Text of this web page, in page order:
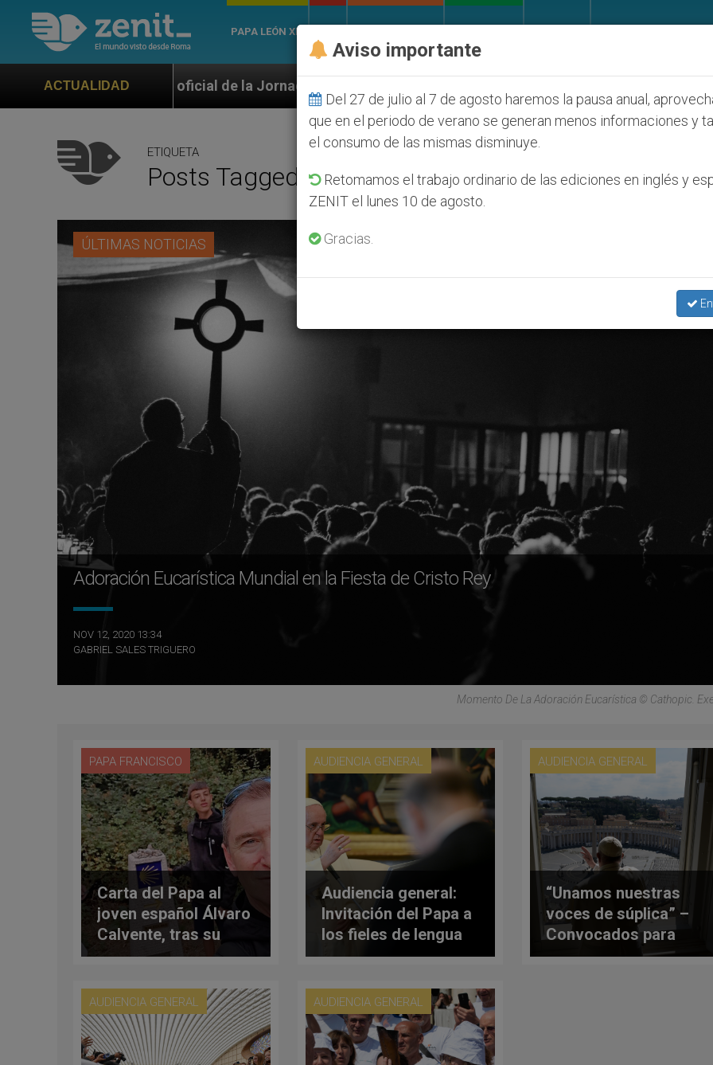
PAPA LEÓN XIV
ACTUALIDAD
de la Jornada Mundial de la Juventud Seúl 2027
ETIQUETA
Posts Tagged ‘invitación’
ÚLTIMAS NOTICIAS
Adoración Eucarística Mundial en la Fiesta de Cristo Rey
NOV 12, 2020 13:34
GABRIEL SALES TRIGUERO
Momento De La Adoración Eucarística © Cathopic.
PAPA FRANCISCO
Carta del Papa al
joven español Álvaro
Calvente, tras su
peregrinación a
AUDIENCIA GENERAL
Audiencia general:
Invitación del Papa a
los fieles de lengua
española
AUDIENCIA GENERAL
“Unamos nuestras
voces de súplica” –
Convocados para
rezar ‘Padre Nuestro’
AUDIENCIA GENERAL AUDIENCIA GENERAL
Aviso importante
Del 27 de julio al 7 de agosto haremos la pausa anual,
que en el periodo de verano se generan menos informaciones y
el consumo de las mismas disminuye.
Retomamos el trabajo ordinario de las ediciones en inglés y
ZENIT el lunes 10 de agosto.
Gracias.